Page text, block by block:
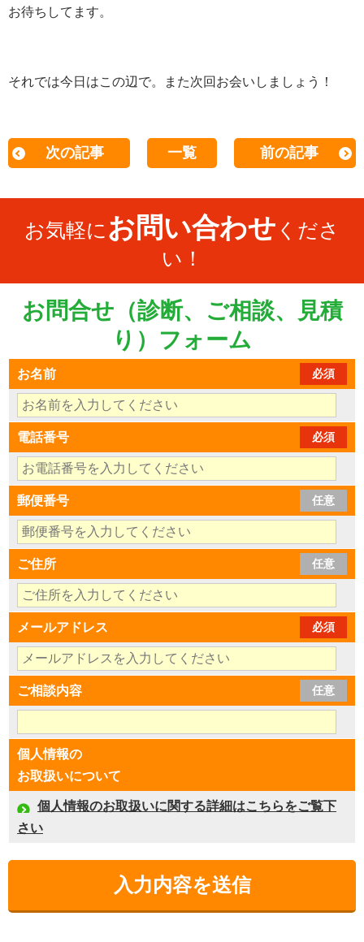
お待ちしてます。
それでは今日はこの辺で。また次回お会いしましょう！
次の記事 一覧 前の記事
お気軽に お問い合わせ くださ
い！
お問合せ（診断、ご相談、見積
り）フォーム
お名前 必須
電話番号 必須
郵便番号 任意
ご住所 任意
メールアドレス 必須
ご相談内容 任意
個人情報の
お取扱いについて
個人情報のお取扱いに関する詳細はこちらをご覧下
さい